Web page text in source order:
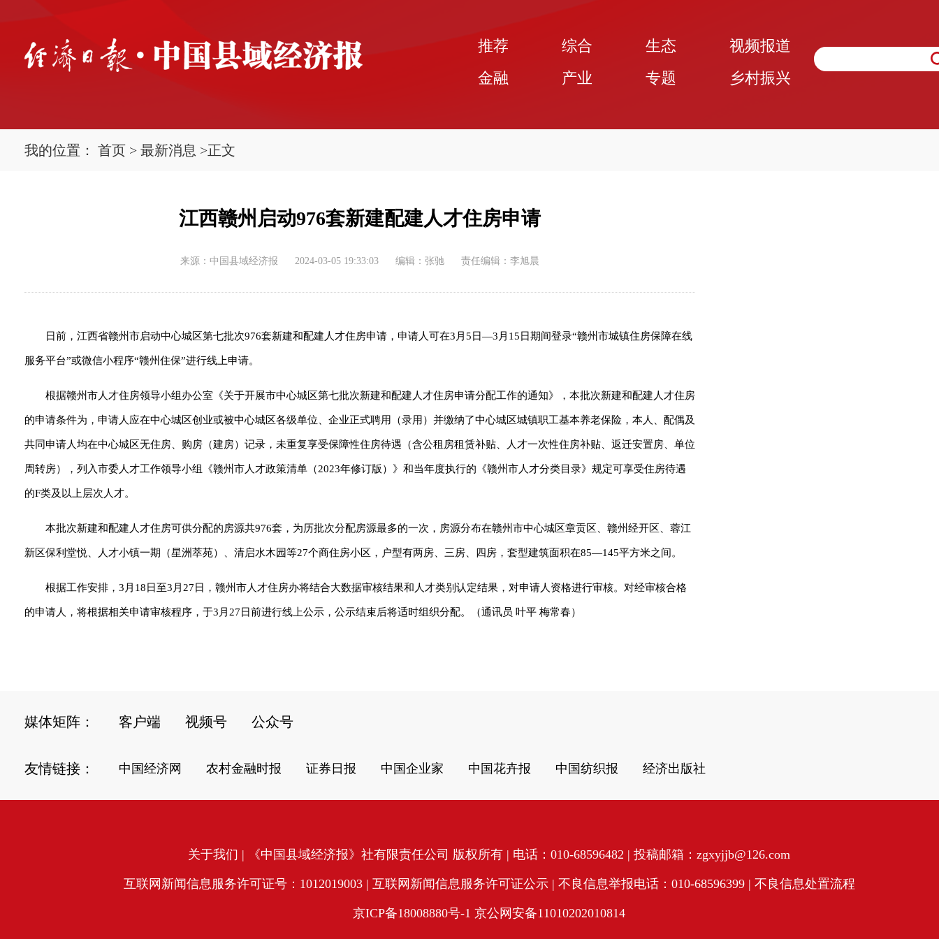
推荐 综合 生态
视频报道
金融
产业 专题 乡村振兴
我的位置： 首页 > 最新消息 >正文
江西赣州启动976套新建配建人才住房申请
来源：中国县域经济报 2024-03-05 19:33:03 编辑：张驰 责任编辑：李旭晨
日前，江西省赣州市启动中心城区第七批次976套新建和配建人才住房申请，申请人可在3月5日—3月15日期间登录“赣州市城镇住房保障在线
服务平台”或微信小程序“赣州住保”进行线上申请。
根据赣州市人才住房领导小组办公室《关于开展市中心城区第七批次新建和配建人才住房申请分配工作的通知》，本批次新建和配建人才住房
的申请条件为，申请人应在中心城区创业或被中心城区各级单位、企业正式聘用（录用）并缴纳了中心城区城镇职工基本养老保险，本人、配偶及
共同申请人均在中心城区无住房、购房（建房）记录，未重复享受保障性住房待遇（含公租房租赁补贴、人才一次性住房补贴、返迁安置房、单位
周转房），列入市委人才工作领导小组《赣州市人才政策清单（2023年修订版）》和当年度执行的《赣州市人才分类目录》规定可享受住房待遇
的F类及以上层次人才。
本批次新建和配建人才住房可供分配的房源共976套，为历批次分配房源最多的一次，房源分布在赣州市中心城区章贡区、赣州经开区、蓉江
新区保利堂悦、人才小镇一期（星洲萃苑）、清启水木园等27个商住房小区，户型有两房、三房、四房，套型建筑面积在85—145平方米之间。
根据工作安排，3月18日至3月27日，赣州市人才住房办将结合大数据审核结果和人才类别认定结果，对申请人资格进行审核。对经审核合格
的申请人，将根据相关申请审核程序，于3月27日前进行线上公示，公示结束后将适时组织分配。（通讯员 叶平 梅常春）
媒体矩阵： 客户端 视频号 公众号
友情链接： 中国经济网 农村金融时报 证券日报 中国企业家 中国花卉报 中国纺织报 经济出版社
关于我们 | 《中国县域经济报》社有限责任公司 版权所有 | 电话：010-68596482 | 投稿邮箱：zgxyjjb@126.com
互联网新闻信息服务许可证号：1012019003 | 互联网新闻信息服务许可证公示| 不良信息举报电话：010-68596399 | 不良信息处置流程
京ICP备18008880号-1 京公网安备11010202010814